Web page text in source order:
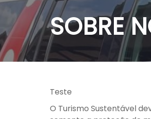
SOBRE
Teste
O Turismo Sustentável